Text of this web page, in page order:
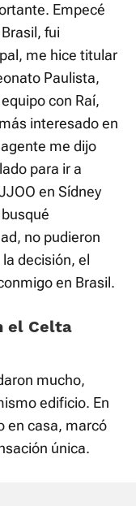
Empecé
fui
me hice titular
Paulista,
con Raí,
interesado en
me dijo
para ir a
en Sídney
no pudieron
decisión, el
en Brasil.
el Celta
mucho,
edificio. En
en casa, marcó
única.